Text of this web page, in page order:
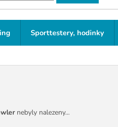
Sporttestery, hodinky
nebyly nalezeny...